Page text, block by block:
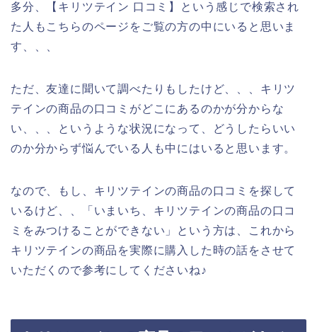
多分、【キリツテイン 口コミ】という感じで検索され
た人もこちらのページをご覧の方の中にいると思いま
す、、、
ただ、友達に聞いて調べたりもしたけど、、、キリツ
テインの商品の口コミがどこにあるのかが分からな
い、、、というような状況になって、どうしたらいい
のか分からず悩んでいる人も中にはいると思います。
なので、もし、キリツテインの商品の口コミを探して
いるけど、、「いまいち、キリツテインの商品の口コ
ミをみつけることができない」という方は、これから
キリツテインの商品を実際に購入した時の話をさせて
いただくので参考にしてくださいね♪